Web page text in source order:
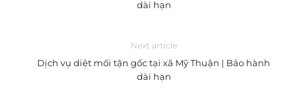
dài hạn
Next article
Dịch vụ diệt mối tận gốc tại xã Mỹ Thuận | Bảo hành
dài hạn